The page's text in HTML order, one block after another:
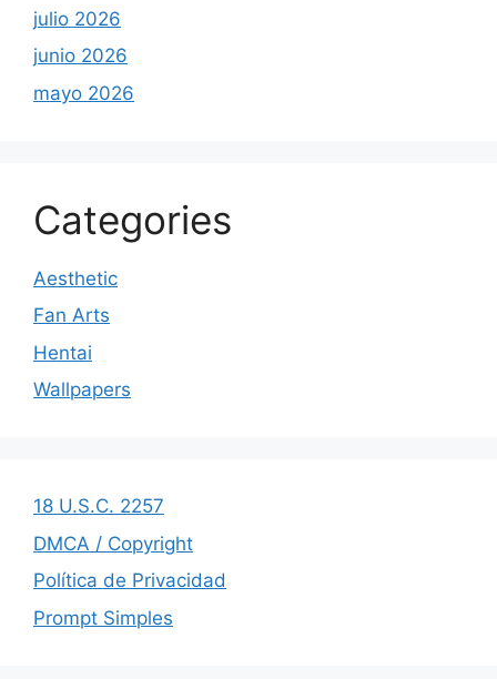
julio 2026
junio 2026
mayo 2026
Categories
Aesthetic
Fan Arts
Hentai
Wallpapers
18 U.S.C. 2257
DMCA / Copyright
Política de Privacidad
Prompt Simples